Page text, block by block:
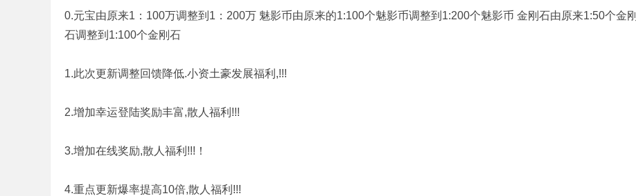
0.元宝由原来1：100万调整到1：200万 魅影币由原来的1:100个魅影币调整到1:200个魅影币 金刚石由原来1:50个金刚
石调整到1:100个金刚石
1.此次更新调整回馈降低.小资土豪发展福利,!!!
2.增加幸运登陆奖励丰富,散人福利!!!
3.增加在线奖励,散人福利!!!！
4.重点更新爆率提高10倍,散人福利!!!